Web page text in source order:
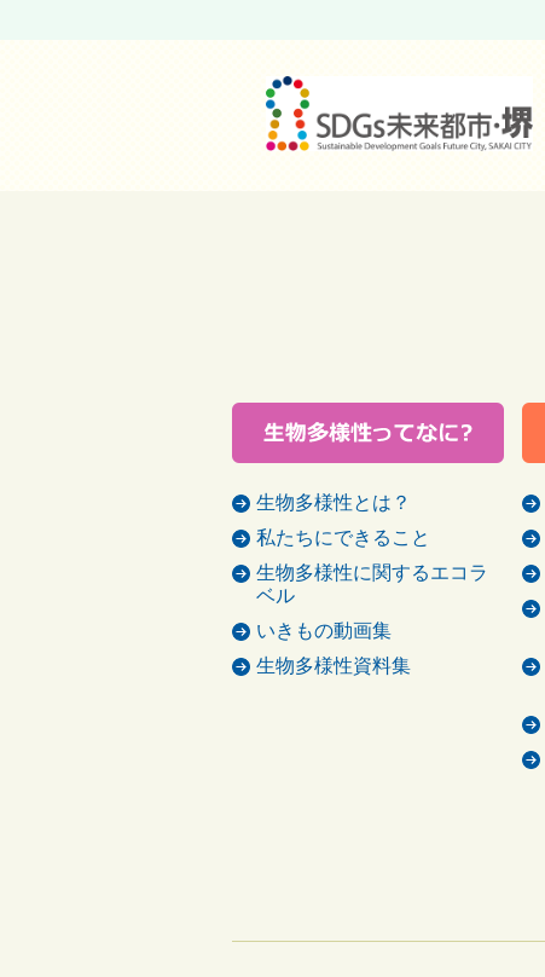
生物多様性とは？
私たちにできること
生物多様性に関するエコラ
ベル
いきもの動画集
生物多様性資料集